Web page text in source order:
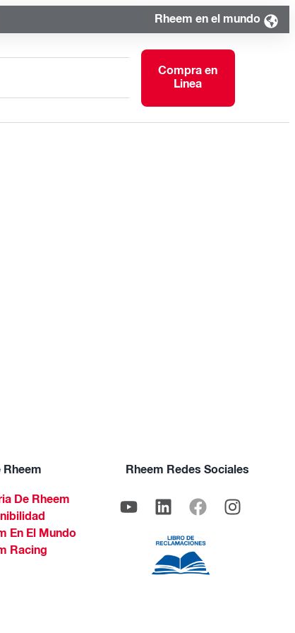
Rheem en el mundo
Compra en
Linea
Rheem
De Rheem
En El Mundo
Racing
Rheem Redes Sociales